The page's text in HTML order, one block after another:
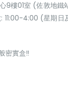
9樓01室 (佐敦地鐵
11:00-4:00 (星期日
密實盒‼